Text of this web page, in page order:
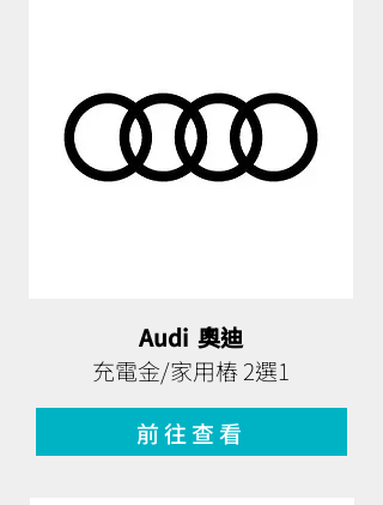
Audi 奧迪
充電金/家用樁 2選1
前往查看